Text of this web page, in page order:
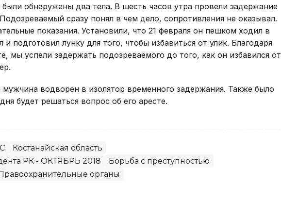
были обнаружены два тела. В шесть часов утра провели задержание
сразу понял в чем дело, сопротивления не оказывал.
показания. Установили, что 21 февраля он пешком ходил в
и подготовил лунку для того, чтобы избавиться от улик. Благодаря
мы успели задержать подозреваемого до того, как он избавился от
водворен в изолятор временного задержания. Также было
будет решаться вопрос об его аресте.
Костанайская область
РК - ОКТЯБРЬ 2018
Борьба с преступностью
Правоохранительные органы